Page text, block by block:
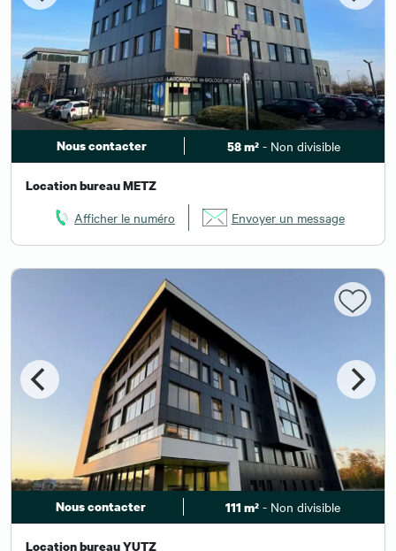
Nous contacter 58 m²- Non divisible
Location bureau METZ
Afficher le numéro Envoyer un message
Nous contacter 111 m² - Non divisible
Location bureau YUTZ